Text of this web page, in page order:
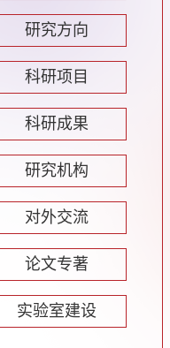
研究方向
科研项目
科研成果
研究机构
对外交流
论文专著
实验室建设